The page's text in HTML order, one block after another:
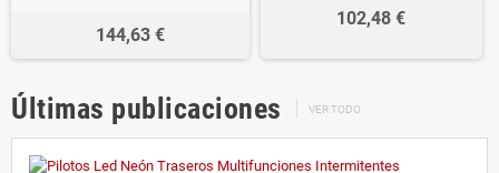
144,63 €
102,48 €
Últimas publicaciones VER TODO